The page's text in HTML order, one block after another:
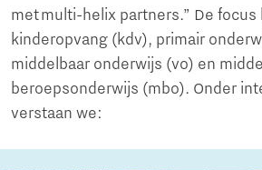
met multi-helix partners.” De focus
kinderopvang (kdv), primair
middelbaar onderwijs (vo) en
beroepsonderwijs (mbo). Onder
verstaan we: